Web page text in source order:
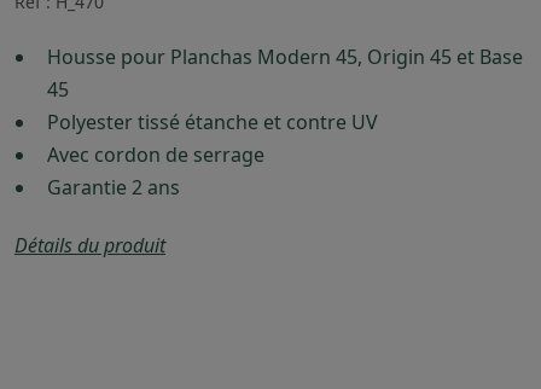
Housse pour Planchas Modern 45, Origin 45 et Base
45
Polyester tissé étanche et contre UV
Avec cordon de serrage
Garantie 2 ans
Détails du produit